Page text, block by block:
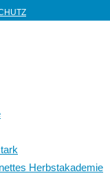
Herbstakademie